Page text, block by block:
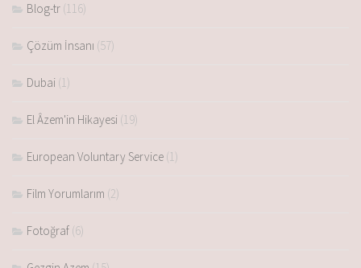
Blog-tr (116)
Çözüm İnsanı (57)
Dubai (1)
El Âzem'in Hikayesi (19)
European Voluntary Service (1)
Film Yorumlarım (2)
Fotoğraf (6)